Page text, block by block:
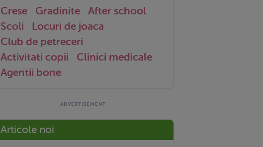
Crese Gradinite
After school
Scoli
Locuri de joaca
Club de petreceri
Activitati copii
Clinici medicale
Agentii bone
Articole noi